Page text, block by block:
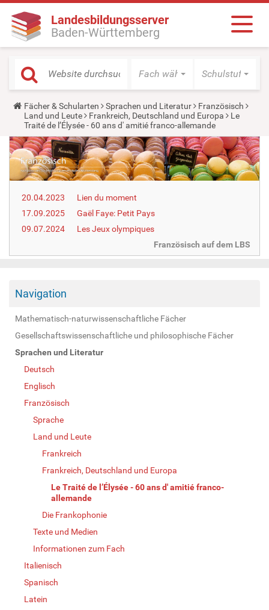
Landesbildungsserver
Baden-Württemberg
Fach wählen Schulstufe
Y
o
u
a
r
e
h
e
r
:
Fächer & Schularten Sprachen und Literatur
Französisch
Land und Leute
Frankreich, Deutschland und Europa
Le
Traité de l’Élysée - 60 ans d' amitié franco-allemande
20.04.2023
Lien du moment
17.09.2025
Gaël Faye: Petit Pays
09.07.2024
Les Jeux olympiques
Französisch auf dem LBS
Navigation
Mathematisch-naturwissenschaftliche Fächer
Gesellschaftswissenschaftliche und philosophische Fächer
Sprachen und Literatur
Deutsch
Englisch
Französisch
Sprache
Land und Leute
Frankreich
Frankreich, Deutschland und Europa
Le Traité de l’Élysée - 60 ans d' amitié franco-
allemande
Die Frankophonie
Texte und Medien
Informationen zum Fach
Italienisch
Spanisch
Latein